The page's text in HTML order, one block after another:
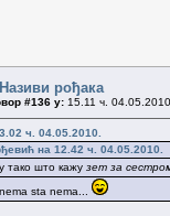
рођака
#136 у: 15.11 ч.
ч. 04.05.2010.
на 12.42 ч. 04.05.2010.
тако што кажу зет за
sta nema...